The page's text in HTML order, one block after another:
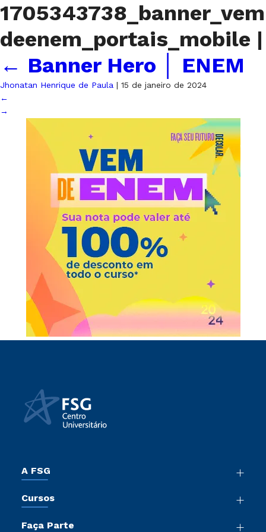
1705343738_banner_vem
deenem_portais_mobile |
← Banner Hero │ ENEM
Jhonatan Henrique de Paula | 15 de janeiro de 2024
←
→
A FSG
Sala de Imprensa
Cursos
Pós-Graduação
Faça Parte